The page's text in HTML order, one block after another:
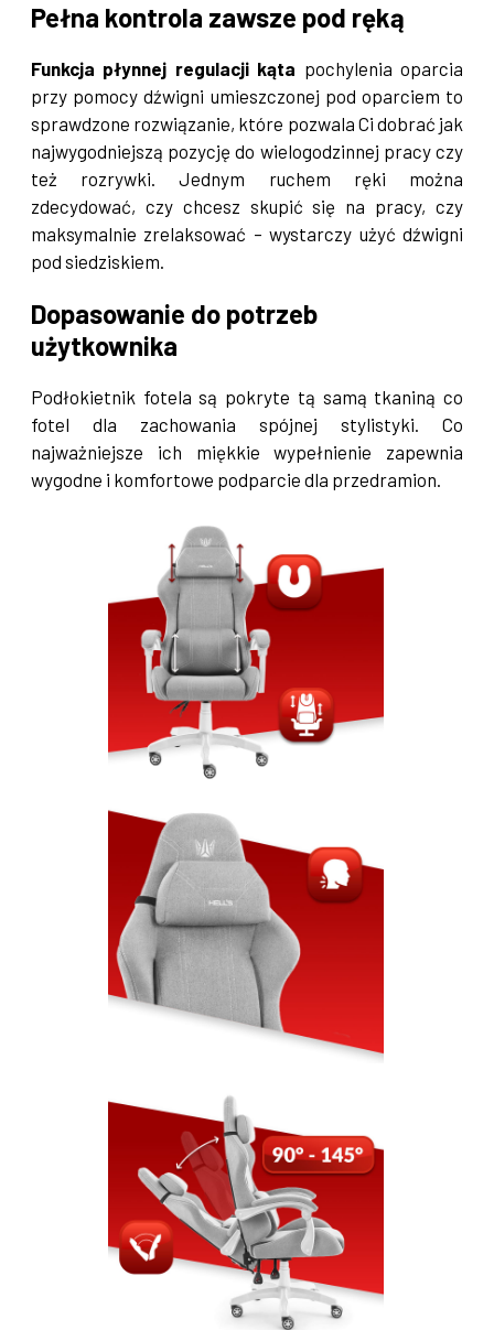
Pełna kontrola zawsze pod ręką
Funkcja płynnej regulacji kąta pochylenia oparcia
przy pomocy dźwigni umieszczonej pod oparciem to
sprawdzone rozwiązanie, które pozwala Ci dobrać jak
najwygodniejszą pozycję do wielogodzinnej pracy czy
też rozrywki. Jednym ruchem ręki można
zdecydować, czy chcesz skupić się na pracy, czy
maksymalnie zrelaksować – wystarczy użyć dźwigni
pod siedziskiem.
Dopasowanie do potrzeb
użytkownika
Podłokietnik fotela są pokryte tą samą tkaniną co
fotel dla zachowania spójnej stylistyki. Co
najważniejsze ich miękkie wypełnienie zapewnia
wygodne i komfortowe podparcie dla przedramion.